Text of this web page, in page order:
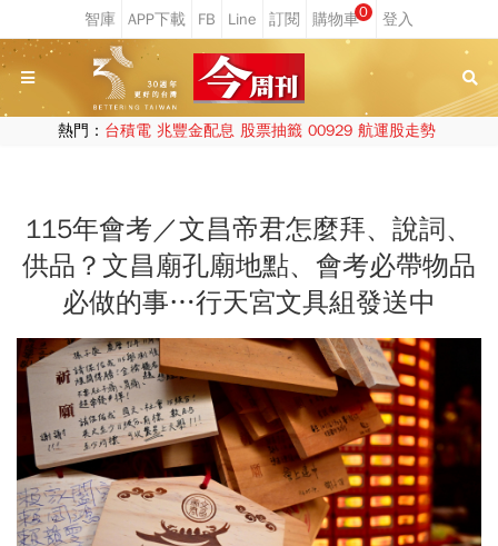
0
熱門： 台積電 兆豐金配息 股票抽籤 00929 航運股走勢
115年會考／文昌帝君怎麼拜、說詞、
供品？文昌廟孔廟地點、會考必帶物品
必做的事…行天宮文具組發送中